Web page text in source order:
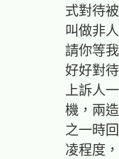
式對待
叫做非
請你等
好好對
上訴人
機，兩
之一時
凌程度